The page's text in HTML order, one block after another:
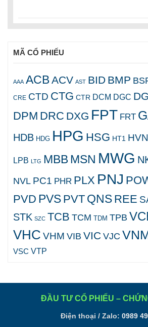
MÃ CỔ PHIẾU
AAA ACBACV AST BID BMP
CRE CTD CTG CTR DCM DGC
DPM DRC DXG FPT FRT
HDB HDG HPG HSG HT1 HVN
LPB LTG MBBMSN MWG
NVL PC1 PHR PLX PNJ
PVD PVS PVT QNS REE
STK SZC TCB TCM TDM TPB
VHC VHM VIB VICVJC
VSC VTP
ĐẦU TƯ CỔ PHIẾU –
Điện thoại / Zalo: 0989